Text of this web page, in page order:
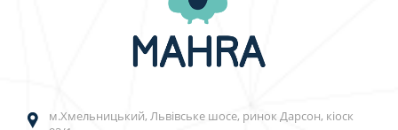
м.Хмельницький, Львівське шосе, ринок Дарсон, кіоск